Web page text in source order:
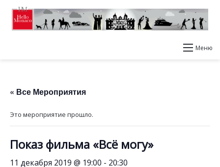
Меню
« Все Мероприятия
Это мероприятие прошло.
Показ фильма «Всё могу»
11 декабря 2019 @ 19:00 - 20:30